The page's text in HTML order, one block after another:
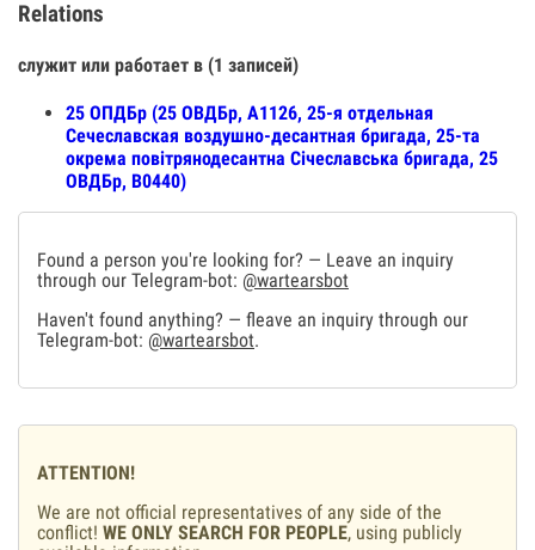
Relations
служит или работает в (1 записей)
25 ОПДБр (25 ОВДБр, А1126, 25-я отдельная
Сечеславская воздушно-десантная бригада, 25-та
окрема повітрянодесантна Січеславська бригада, 25
ОВДБр, В0440)
Found a person you're looking for? — Leave an inquiry
through our Telegram-bot: @wartearsbot
Haven't found anything? — fleave an inquiry through our
Telegram-bot: @wartearsbot.
ATTENTION!
We are not official representatives of any side of the
conflict! WE ONLY SEARCH FOR PEOPLE, using publicly